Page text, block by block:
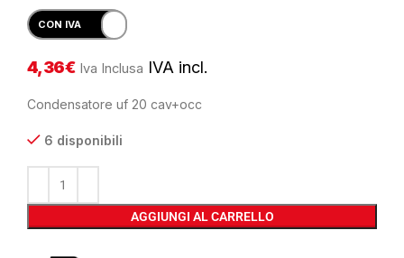
4,36€ Iva Inclusa IVA incl.
Condensatore uf 20 cav+occ
6 disponibili
AGGIUNGI AL CARRELLO